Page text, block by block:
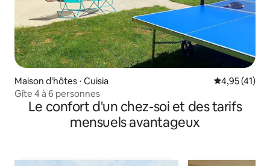
Maison d'hôtes ⋅ Cuisia Évaluation
4,95 (41)
Gîte 4 à 6 personnes
Le confort d'un chez-soi et des tarifs
mensuels avantageux